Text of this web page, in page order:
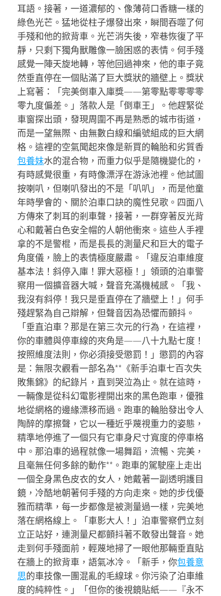
耳語。接著，一道濃郁的、像薄荷口香糖一樣的
綠色光芒。猛地從柱子爆發出來，瞬間吞噬了何
手殘和他的掀背車。光芒消失後，窄巷恢復了平
靜，只剩下獨角獸雕像一臉困惑的表情。何手殘
感覺一陣天旋地轉，等他回過神來，他的車子竟
然垂直停在一個貼滿了巨大獎狀的牆壁上。獎狀
上寫著：「完美倒車入庫獎——第零點零零零零
零九度偏差。」落款人是「倒車王」。他趕緊從
車窗探出頭，發現周圍不再是熟悉的城市街道，
而是一望無際、由無數白線和編號組成的巨大網
格。這裡的空氣聞起來像是新買的輪胎和劣質香
包養妹水的混合物，而重力似乎是隨機變化的，
有時感覺很重，有時像漂浮在游泳池裡。他試圖
按喇叭，但喇叭發出的不是「叭叭」，而是他童
年時學會的、關於泊車口訣的魔性兒歌。四面八
方傳來了刺耳的剎車聲，接著，一群穿著反光背
心和戴著白色安全帽的人朝他衝來。這些人手裡
拿的不是警棍，而是長長的測量尺和巨大的電子
角度儀，臉上的表情極度嚴肅。「違反泊車維度
基本法！斜停入庫！罪大惡極！」領頭的泊車警
察用一個擴音器大喊，聲音充滿機械感。「我、
我沒有斜停！我只是垂直停在了牆壁上！」何手
殘趕緊為自己辯解，但聲音因為恐懼而顫抖。
「垂直泊車？那是在第三次元的行為，在這裡，
你的車體與停車線的夾角是——八十九點七度！
按照維度法則，你必須接受懲罰！」懲罰的內容
是：無限次觀看一部名為**《新手泊車七百次失
敗集錦》的紀錄片，直到哭泣為止。就在這時，
一輛像是從科幻電影裡開出來的黑色跑車，優雅
地從網格的邊緣漂移而過。跑車的輪胎發出令人
陶醉的摩擦聲，它以一種近乎蔑視重力的姿態，
精準地停進了一個只有它車身尺寸寬度的停車格
中。那泊車的過程就像一場舞蹈，流暢、完美，
且毫無任何多餘的動作**。跑車的駕駛座上走出
一個全身黑色皮衣的女人，她戴著一副透明護目
鏡，冷酷地朝著何手殘的方向走來。她的步伐優
雅而精準，每一步都像是被測量過一樣，完美地
落在網格線上。「車影大人！」泊車警察們立刻
立正站好，連測量尺都顫抖著不敢發出聲音。她
走到何手殘面前，輕蔑地掃了一眼他那輛垂直貼
在牆上的掀背車，語氣冰冷。「新手，你包養意
思的車技像一團混亂的毛線球。你污染了泊車維
度的純粹性。」「但你的後視鏡貼紙——『永不